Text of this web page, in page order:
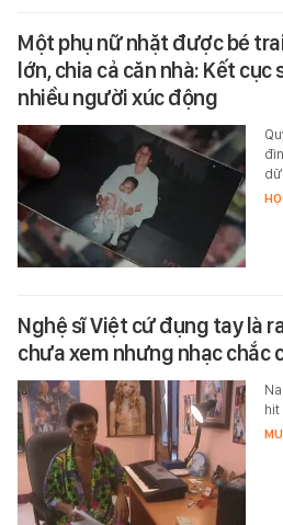
Một phụ nữ nhặt được bé
lớn, chia cả căn nhà: Kết cục
nhiều người xúc động
Nghệ sĩ Việt cứ đụng tay là
chưa xem nhưng nhạc chắc
hit